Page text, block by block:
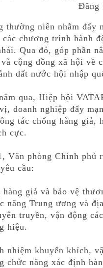
Đăng
thường niên nhằm đẩy
chương trình hành
Qua đó, góp phần
cộng đồng xã hội về
đất nước hội nhập
qua, Hiệp hội
doanh nghiệp đẩy
tác chống hàng
cực.
Văn phòng Chính phủ
cầu:
hàng giả và bảo vệ
năng Trung ương và
truyền, vận động
hiệu.
nhiệm khuyến khích,
chức năng xác định